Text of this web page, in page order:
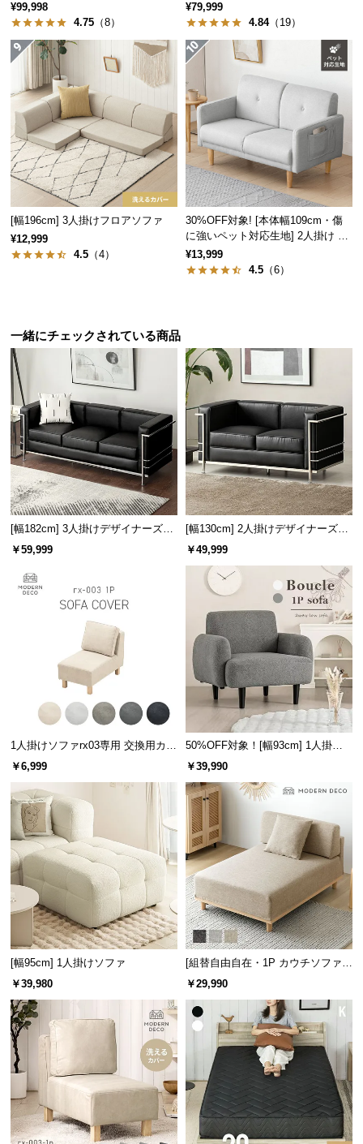
い
品・
キ
ャ
ン
セ
ル
に
つ
い
て
に
て
会
員
規
約
に
つ
い
お
知
せ
ブ
グ
企
業
情
報
リビング 書斎
リビングでの寛ぎに
圧迫感のないシンプルなデザインは、家族や友人と
過ごすリビングを洗練された寛ぎの空間に演出しま
す。
書斎での静かなひと時に
包み込まれるようなフォルムと快適な座り心地は、
書斎や自室など静かで落ち着きのある空間におすす
めです。
オフィスの応接室として
重厚感のあるモダンデザインが生み出す上質で品の
ある雰囲気は、オフィスの応接室などビジネスシー
ンに最適です。
快適な座り心地でリラックス
¥99,998
4.75 （8）
¥79,999
4.84（19）
[幅196cm] 3人掛けフロアソファ
¥12,999
4.5 （4）
30%OFF対象! [本体幅109cm・傷
に強いペット対応生地] 2人掛け コ
ンパクトソファ ポケット付き
¥13,999
4.5 （6）
一緒にチェックされている商品
[幅182cm] 3人掛けデザイナーズソ
ファ ル・コルビジェ LC2 名作 リ
￥59,999
[幅130cm] 2人掛けデザイナーズソ
ファ ル・コルビジェ LC2 名作 リ
￥49,999
1人掛けソファrx03専用 交換用カバ
ー
￥6,999
50%OFF対象！[幅93cm] 1人掛け
ソファ
￥39,990
[幅95cm] 1人掛けソファ
￥39,980
[組替自由自在・1P カウチソファ]
モジュールソファ アームレス 天然
￥29,990